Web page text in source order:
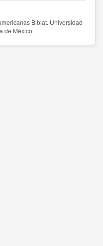
Biblat. Universidad
de México.